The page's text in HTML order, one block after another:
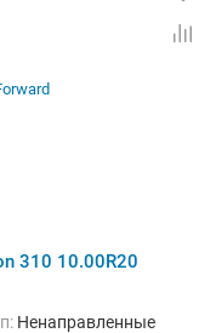
310 10.00R20
Ненаправленные